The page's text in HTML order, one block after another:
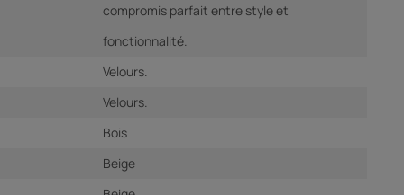
compromis parfait entre style et
fonctionnalité.
Velours.
Velours.
Bois
Beige